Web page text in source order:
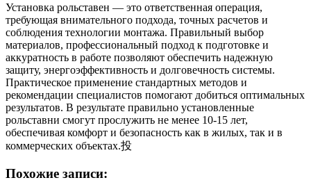
Установка рольставен — это ответственная операция,
требующая внимательного подхода, точных расчетов и
соблюдения технологии монтажа. Правильный выбор
материалов, профессиональный подход к подготовке и
аккуратность в работе позволяют обеспечить надежную
защиту, энергоэффективность и долговечность системы.
Практическое применение стандартных методов и
рекомендации специалистов помогают добиться оптимальных
результатов. В результате правильно установленные
рольставни смогут прослужить не менее 10-15 лет,
обеспечивая комфорт и безопасность как в жилых, так и в
коммерческих объектах.投
Похожие записи: